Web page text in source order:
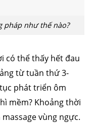
pháp như thế nào?
có thể thấy hết đau
từ tuần thứ 3-
phát triển ôm
mềm? Khoảng thời
vùng ngực.